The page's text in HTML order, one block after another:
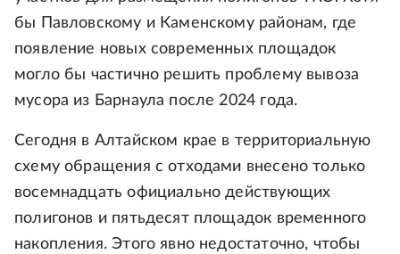
бы Павловскому и Каменскому районам, где
появление новых современных площадок
могло бы частично решить проблему вывоза
мусора из Барнаула после 2024 года.
Сегодня в Алтайском крае в территориальную
схему обращения с отходами внесено только
восемнадцать официально действующих
полигонов и пятьдесят площадок временного
накопления. Этого явно недостаточно, чтобы